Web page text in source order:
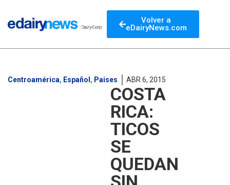
Volver a
eDairyNews.com
Centroamérica, Español , Paises ABR 6, 2015
COSTA
RICA:
TICOS
SE
QUEDAN